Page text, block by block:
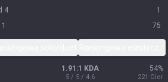
4 1
75
1.91:1 KDA
5 / 5 / 4.6
54%
221 Gier